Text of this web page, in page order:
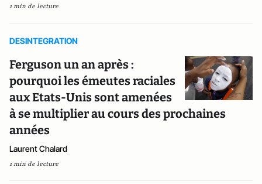
1 min de lecture
DESINTEGRATION
Ferguson un an après :
pourquoi les émeutes raciales
aux Etats-Unis sont amenées
à se multiplier au cours des prochaines
années
Laurent Chalard
1 min de lecture